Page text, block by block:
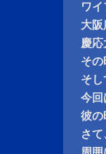
ワ
大
慶
その
そ
今回
彼の
さ